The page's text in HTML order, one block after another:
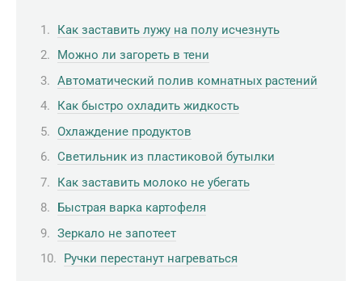
Как заставить лужу на полу исчезнуть
Можно ли загореть в тени
Автоматический полив комнатных растений
Как быстро охладить жидкость
Охлаждение продуктов
Светильник из пластиковой бутылки
Как заставить молоко не убегать
Быстрая варка картофеля
Зеркало не запотеет
Ручки перестанут нагреваться